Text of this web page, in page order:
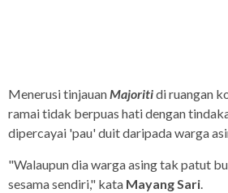
Menerusi tinjauanMajoritidi ruangan
ramai tidak berpuas hati dengan
dipercayai 'pau' duit daripada warga
"Walaupun dia warga asing tak patut
sesama sendiri," kata Mayang Sari.